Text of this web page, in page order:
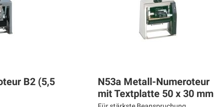
B2 (5,5
N53a Metall-Numeroteur
mit Textplatte 50 x 30 mm